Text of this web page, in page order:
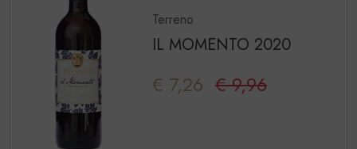
Terreno
IL MOMENTO 2020
€ 7,26 € 9,96